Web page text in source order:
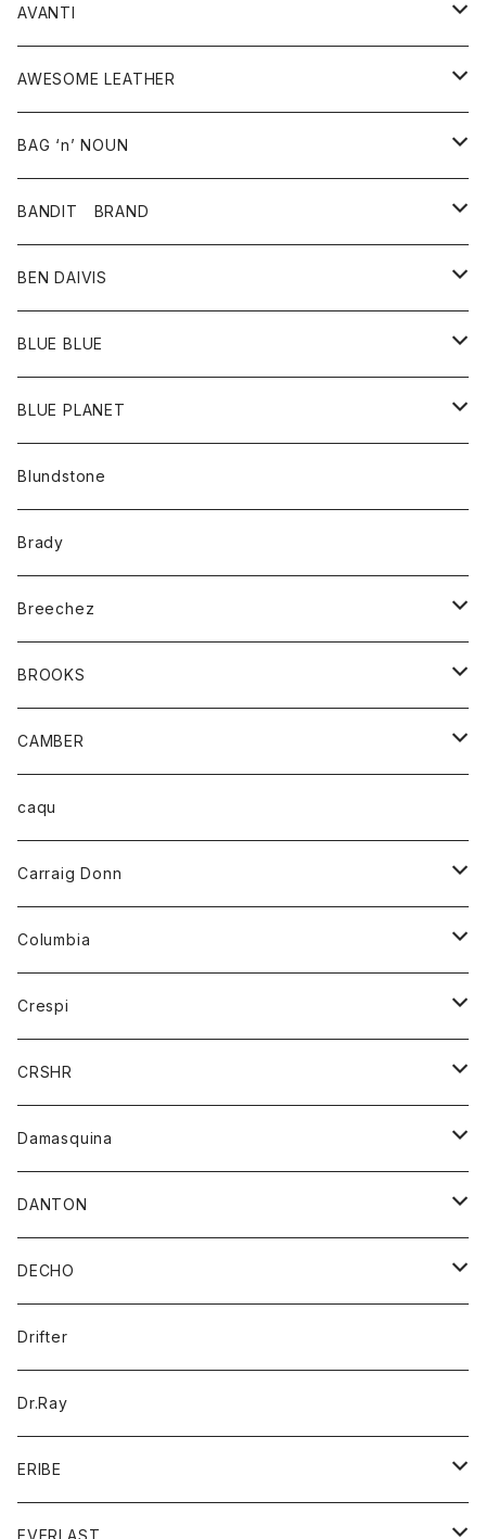
シューズ
アクセサリー
その他雑貨
ジャケット
ベスト
シャツ
ワンピース
ボトム
スカート
パンツ
グッズ
靴
ウォレット
バッグ
グッズ
靴
AVANTI
シャツ
AWESOME LEATHER
アウター
革ジャケット
BAG ‘n’ NOUN
アクセサリー
バッグ
ポーチ
BANDIT BRAND
トップス
Ｔシャツ
BEN DAIVIS
ポトム
パンツ
BLUE BLUE
アウター
カーディガン
コート
アクセサリー
バッグ
ベルト
キッズ
Tシャツ
グッズ
アンダーウェアー
カードホルダー
チーフ
バンダナ
トップス
カーディガン
トレーナー
パーカー
ボトム
オーバーオール
ショートパンツ
レディース
オーバーオール
カーディガン
Tシャツ
パーカー
BLUE PLANET
サングラス
Blundstone
Brady
Breechez
シャツ
BROOKS
グッズ
靴
CAMBER
トップス
ハーフスリーブTシャツ
caqu
Carraig Donn
ニット
Columbia
アウター
ジャケット
Crespi
ジャケット
ワンピース
ブラウス
CRSHR
キャップ
Damasquina
ウォレット
カードケース
バッグ
DANTON
アウター
コート
ジャケット
アクセサリー
バッグ
キッズ
シャツ
Tシャツ
グッズ
帽子
トップス
DECHO
帽子
Drifter
Dr.Ray
ERIBE
ニット
EVERLAST